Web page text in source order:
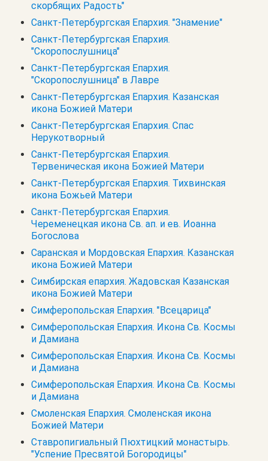
скорбящих Радость"
Санкт-Петербургская Епархия. "Знамение"
Санкт-Петербургская Епархия.
"Скоропослушница"
Санкт-Петербургская Епархия.
"Скоропослушница" в Лавре
Санкт-Петербургская Епархия. Казанская
икона Божией Матери
Санкт-Петербургская Епархия. Спас
Нерукотворный
Санкт-Петербургская Епархия.
Тервеническая икона Божией Матери
Санкт-Петербургская Епархия. Тихвинская
икона Божьей Матери
Санкт-Петербургская Епархия.
Череменецкая икона Св. ап. и ев. Иоанна
Богослова
Саранская и Мордовская Епархия. Казанская
икона Божией Матери
Симбирская епархия. Жадовская Казанская
икона Божией Матери
Симферопольская Епархия. "Всецарица"
Симферопольская Епархия. Икона Св. Космы
и Дамиана
Симферопольская Епархия. Икона Св. Космы
и Дамиана
Симферопольская Епархия. Икона Св. Космы
и Дамиана
Смоленская Епархия. Смоленская икона
Божией Матери
Ставропигиальный Пюхтицкий монастырь.
"Успение Пресвятой Богородицы"